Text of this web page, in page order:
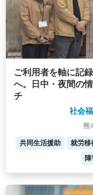
ご利用者を軸に記
へ。日中・夜間の
チ
社会
熊
共同生活援助 就労移